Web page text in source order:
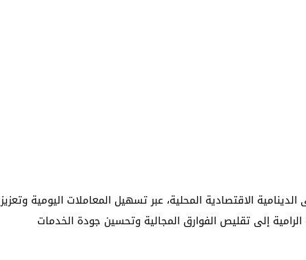
الاقتصادية المحلية، عبر تسهيل المعاملات اليومية وتعزيز
إلى تقليص الفوارق المجالية وتحسين جودة الخدمات